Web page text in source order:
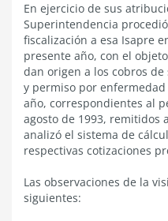
En ejercicio de sus
Superintendencia
fiscalización a esa Isapre
presente año, con el
dan origen a los cobros
y permiso por
año, correspondientes al
agosto de 1993, remitidos
analizó el sistema de
respectivas cotizaciones
Las observaciones de la
siguientes: